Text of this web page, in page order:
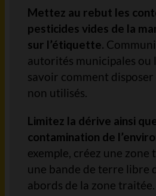
Mettez au rebut les
pesticides vides de la
sur l’étiquette.
autorités municipales ou
savoir comment disposer
non utilisés.
Limitez la dérive ainsi
contamination de
exemple, créez une zone
une bande de terre libre
abords de la zone traitée.